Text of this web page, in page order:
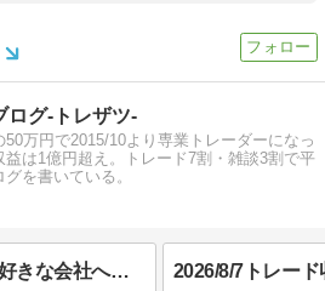
ログ-トレザツ-
50万円で2015/10より専業トレーダーになっ
益は1億円超え。トレード7割・雑談3割で平
を書いている。
2026/8/10トレード収支-好きな会社への投資と、せどりの一区切り-